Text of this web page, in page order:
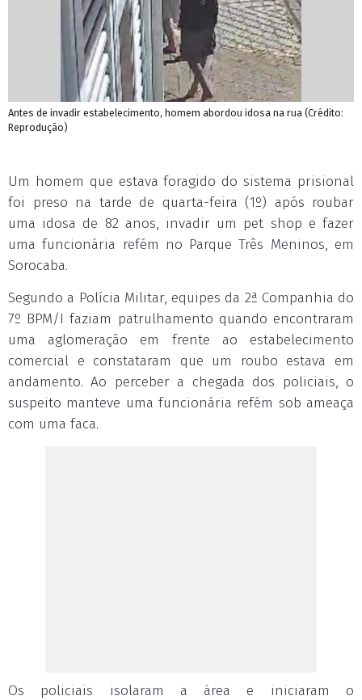
Antes de invadir estabelecimento, homem abordou idosa na rua (Crédito:
Reprodução)
Um homem que estava foragido do sistema prisional
foi preso na tarde de quarta-feira (1º) após roubar
uma idosa de 82 anos, invadir um pet shop e fazer
uma funcionária refém no Parque Três Meninos, em
Sorocaba.
Segundo a Polícia Militar, equipes da 2ª Companhia do
7º BPM/I faziam patrulhamento quando encontraram
uma aglomeração em frente ao estabelecimento
comercial e constataram que um roubo estava em
andamento. Ao perceber a chegada dos policiais, o
suspeito manteve uma funcionária refém sob ameaça
com uma faca.
Os policiais isolaram a área e iniciaram o